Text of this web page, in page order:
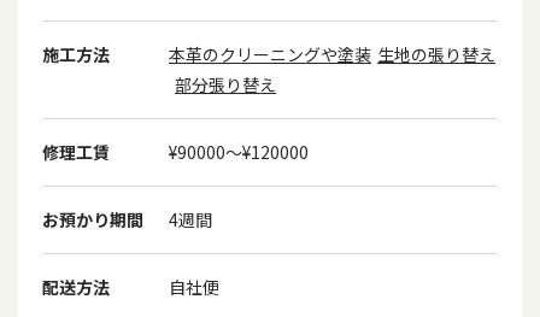
施工方法 本革のクリーニングや塗装 生地の張り替え
部分張り替え
修理工賃 ¥90000〜¥120000
お預かり期間 4週間
配送方法 自社便